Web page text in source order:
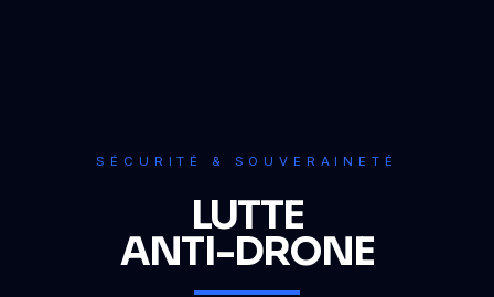
SÉCURITÉ & SOUVERAINETÉ
LUTTE
ANTI-DRONE